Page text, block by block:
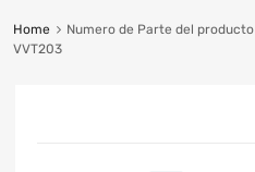
Home Numero de Parte del producto
VVT203